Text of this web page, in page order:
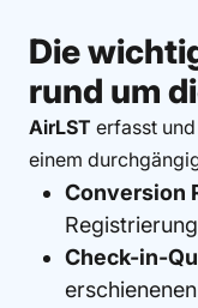
Die
rund um
AirLST erfasst
einem
Conversion
Registrierung
Check-in-